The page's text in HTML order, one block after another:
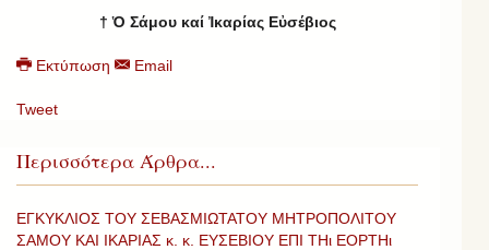
† Ὁ Σάμου καί Ἰκαρίας Εὐσέβιος
Εκτύπωση Email
Tweet
Περισσότερα Άρθρα...
ΕΓΚΥΚΛΙΟΣ ΤΟΥ ΣΕΒΑΣΜΙΩΤΑΤΟΥ ΜΗΤΡΟΠΟΛΙΤΟΥ
ΣΑΜΟΥ ΚΑΙ ΙΚΑΡΙΑΣ κ. κ. ΕΥΣΕΒΙΟΥ ΕΠΙ ΤΗι ΕΟΡΤΗι